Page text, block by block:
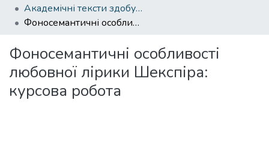
Академічні тексти здобувачів вищої освіти
Фоносемантичні особливості любовної лірики Шекспіра: курсова робота
Фоносемантичні особливості
любовної лірики Шекспіра:
курсова робота